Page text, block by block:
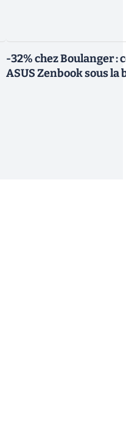
-32% chez Boulanger :
ASUS Zenbook sous la